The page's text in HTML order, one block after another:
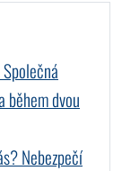
během dvou
Nebezpečí